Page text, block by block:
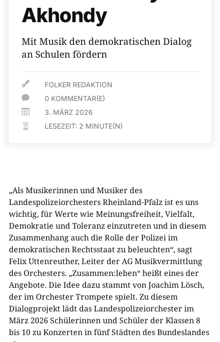
Akhondy
Mit Musik den demokratischen Dialog
an Schulen fördern
 FOLKER REDAKTION
 0 KOMMENTAR(E)
 3. MÄRZ 2026
 LESEZEIT: 2 MINUTE(N)
„Als Musikerinnen und Musiker des
Landespolizeiorchesters Rheinland-Pfalz ist es uns
wichtig, für Werte wie Meinungsfreiheit, Vielfalt,
Demokratie und Toleranz einzutreten und in diesem
Zusammenhang auch die Rolle der Polizei im
demokratischen Rechtsstaat zu beleuchten“, sagt
Felix Uttenreuther, Leiter der AG Musikvermittlung
des Orchesters. „Zusammen:leben“ heißt eines der
Angebote. Die Idee dazu stammt von Joachim Lösch,
der im Orchester Trompete spielt. Zu diesem
Dialogprojekt lädt das Landespolizeiorchester im
März 2026 Schülerinnen und Schüler der Klassen 8
bis 10 zu Konzerten in fünf Städten des Bundeslandes